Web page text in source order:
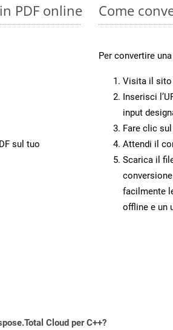
PDF online
sul tuo
Come
Per convertire
Visita il sito
Inserisci
input
Fare clic
Attendi il
Scarica il
facilmente
offline e un
Cloud per C++?